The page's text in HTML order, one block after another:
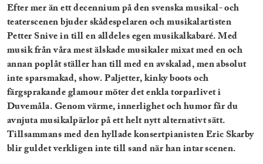
Efter mer än ett decennium på den svenska musikal- och
teaterscenen bjuder skådespelaren och musikalartisten
Petter Snive in till en alldeles egen musikalkabaré. Med
musik från våra mest älskade musikaler mixat med en och
annan poplåt ställer han till med en avskalad, men absolut
inte sparsmakad, show. Paljetter, kinky boots och
färgsprakande glamour möter det enkla torparlivet i
Duvemåla. Genom värme, innerlighet och humor får du
avnjuta musikalpärlor på ett helt nytt alternativt sätt.
Tillsammans med den hyllade konsertpianisten Eric Skarby
blir guldet verkligen inte till sand när han intar scenen.